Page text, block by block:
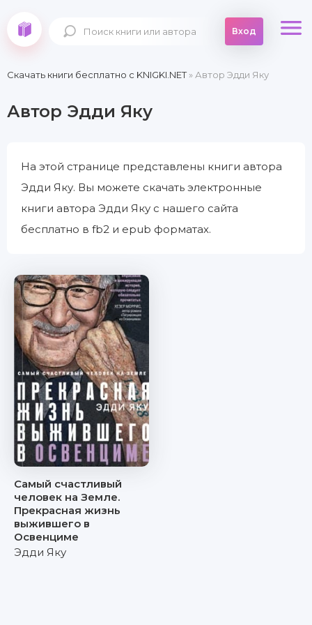
Вход
Скачать книги бесплатно c KNIGKI.NET» Автор Эдди Яку
Автор Эдди Яку
На этой странице представлены книги автора
Эдди Яку. Вы можете скачать электронные
книги автора Эдди Яку с нашего сайта
бесплатно в fb2 и epub форматах.
Самый счастливый
человек на Земле.
Прекрасная жизнь
выжившего в
Освенциме
Эдди Яку